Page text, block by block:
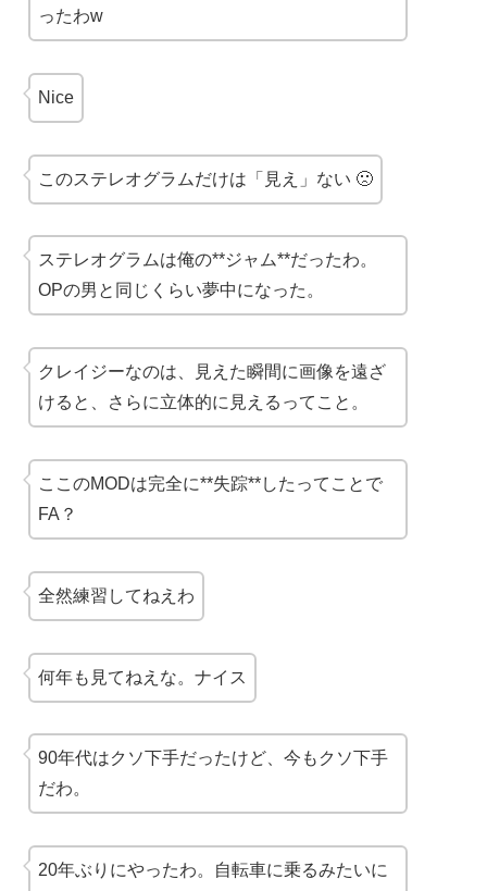
ったわw
Nice
このステレオグラムだけは「見え」ない 🙁
ステレオグラムは俺の**ジャム**だったわ。
OPの男と同じくらい夢中になった。
クレイジーなのは、見えた瞬間に画像を遠ざ
けると、さらに立体的に見えるってこと。
ここのMODは完全に**失踪**したってことで
FA？
全然練習してねえわ
何年も見てねえな。ナイス
90年代はクソ下手だったけど、今もクソ下手
だわ。
20年ぶりにやったわ。自転車に乗るみたいに